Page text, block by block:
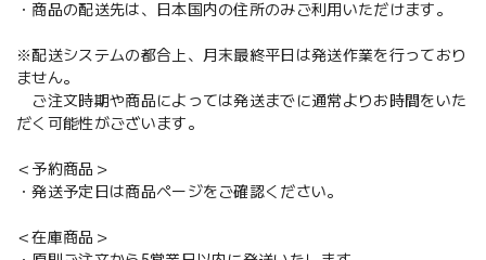
・商品の配送先は、日本国内の住所のみご利用いただけます。
※配送システムの都合上、月末最終平日は発送作業を行っており
ません。
ご注文時期や商品によっては発送までに通常よりお時間をいた
だく可能性がございます。
＜予約商品＞
・発送予定日は商品ページをご確認ください。
＜在庫商品＞